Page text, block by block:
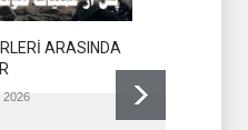
ARASINDA
2026